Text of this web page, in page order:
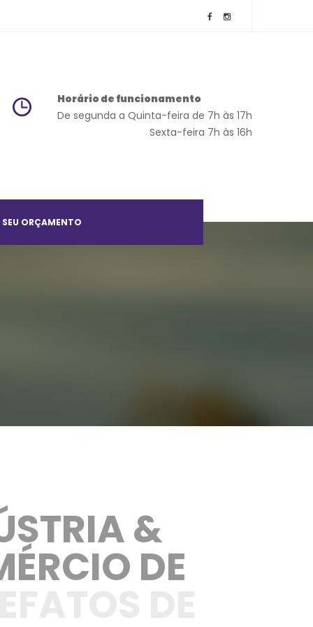
Horário de funcionamento
De segunda a Quinta-feira de 7h às 17h
Sexta-feira 7h às 16h
ORÇAMENTO
&
DE